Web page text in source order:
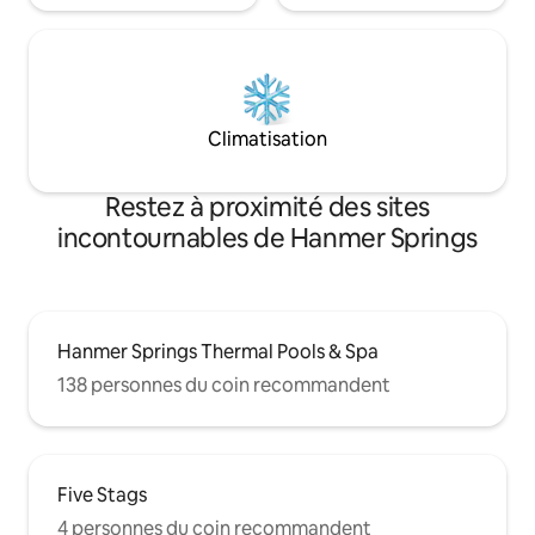
Climatisation
Restez à proximité des sites
incontournables de Hanmer Springs
Hanmer Springs Thermal Pools & Spa
138 personnes du coin recommandent
Five Stags
4 personnes du coin recommandent